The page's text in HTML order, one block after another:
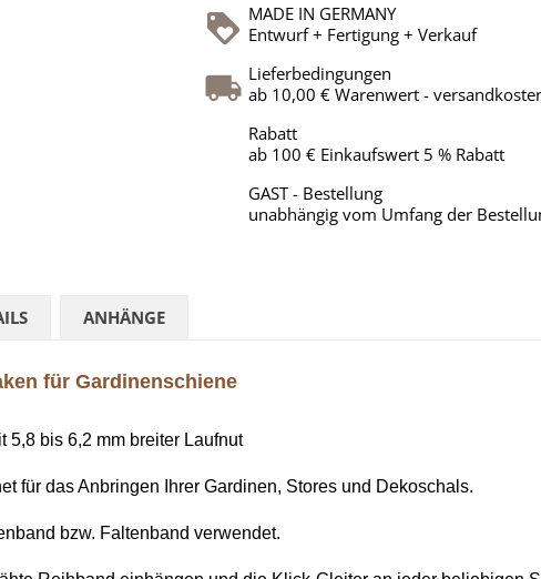
MADE IN GERMANY
Entwurf + Fertigung + Verkauf
Lieferbedingungen
ab 10,00 € Warenwert -
Rabatt
ab 100 € Einkaufswert 5 % Rabatt
GAST - Bestellung
unabhängig vom Umfang der
ANHÄNGE
für Gardinenschiene
5,8 bis 6,2 mm breiter Laufnut
für das Anbringen Ihrer Gardinen, Stores und Dekoschals.
bzw. Faltenband verwendet.